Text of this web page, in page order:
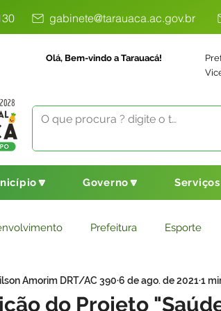
gabinete@tarauaca.ac.gov.br
Olá, Bem-vindo a Tarauacá!
Governo🔽
Prefeitura Esporte
Educação Saneamento
do Projeto
Amorim DRT/AC 390 6 de ago. de 20211